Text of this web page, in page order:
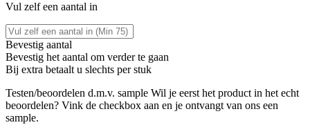
Vul zelf een aantal in
Bevestig aantal
Bevestig het aantal om verder te gaan
Bij extra betaalt u slechts per stuk
Testen/beoordelen d.m.v. sample Wil je eerst het product in het echt
beoordelen? Vink de checkbox aan en je ontvangt van ons een
sample.